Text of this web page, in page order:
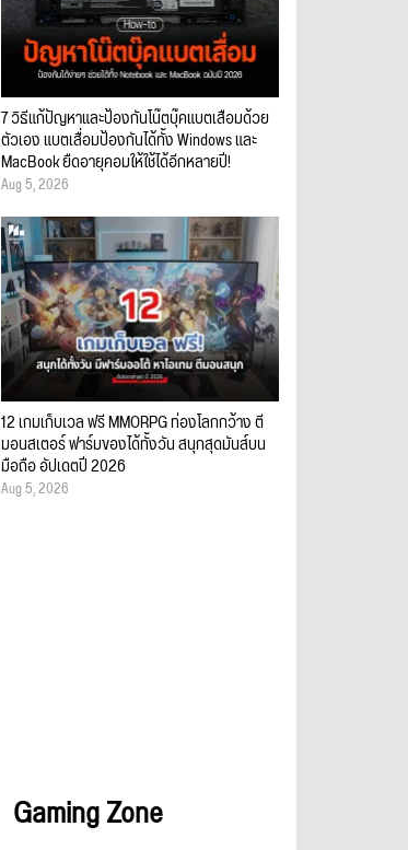
7 วิธีแก้ปัญหาและป้องกันโน๊ตบุ๊คแบตเสื่อมด้วย
ตัวเอง แบตเสื่อมป้องกันได้ทั้ง Windows และ
MacBook ยืดอายุคอมให้ใช้ได้อีกหลายปี!
Aug 5, 2026
12 เกมเก็บเวล ฟรี MMORPG ท่องโลกกว้าง ตี
มอนสเตอร์ ฟาร์มของได้ทั้งวัน สนุกสุดมันส์บน
มือถือ อัปเดตปี 2026
Aug 5, 2026
Gaming Zone